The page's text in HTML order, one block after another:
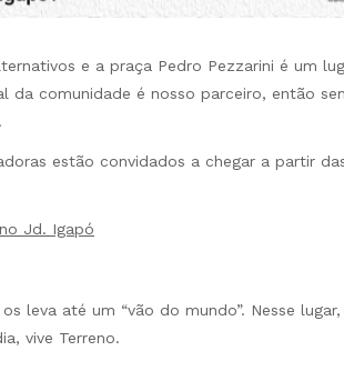
e a praça Pedro Pezzarini é um
da comunidade é nosso parceiro, então
estão convidados a chegar a partir
Jd. Igapó
leva até um “vão do mundo”. Nesse lugar,
vive Terreno.